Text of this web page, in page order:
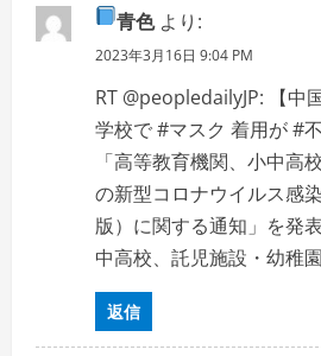
青色 より:
2023年3月16日 9:04 PM
RT @peopledailyJP: 【中
学校で #マスク 着用が #
「高等教育機関、小中高
の新型コロナウイルス感
版）に関する通知」を発
中高校、託児施設・幼稚
返信